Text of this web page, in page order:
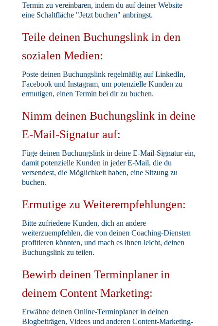
Termin zu vereinbaren, indem du auf deiner Website
eine Schaltfläche "Jetzt buchen" anbringst.
Teile deinen Buchungslink in den
sozialen Medien:
Poste deinen Buchungslink regelmäßig auf LinkedIn,
Facebook und Instagram, um potenzielle Kunden zu
ermutigen, einen Termin bei dir zu buchen.
Nimm deinen Buchungslink in deine
E-Mail-Signatur auf:
Füge deinen Buchungslink in deine E-Mail-Signatur ein,
damit potenzielle Kunden in jeder E-Mail, die du
versendest, die Möglichkeit haben, eine Sitzung zu
buchen.
Ermutige zu Weiterempfehlungen:
Bitte zufriedene Kunden, dich an andere
weiterzuempfehlen, die von deinen Coaching-Diensten
profitieren könnten, und mach es ihnen leicht, deinen
Buchungslink zu teilen.
Bewirb deinen Terminplaner in
deinem Content Marketing:
Erwähne deinen Online-Terminplaner in deinen
Blogbeiträgen, Videos und anderen Content-Marketing-